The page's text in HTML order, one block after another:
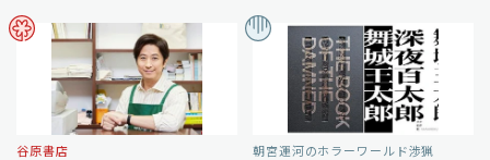
谷原書店 朝宮運河のホラーワールド渉猟